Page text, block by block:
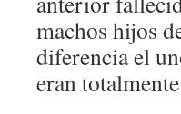
machos hijos
diferencia el
eran